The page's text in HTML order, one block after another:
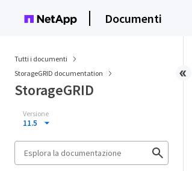
Documenti
Tutti i documenti
StorageGRID documentation
StorageGRID
Versione
11.5